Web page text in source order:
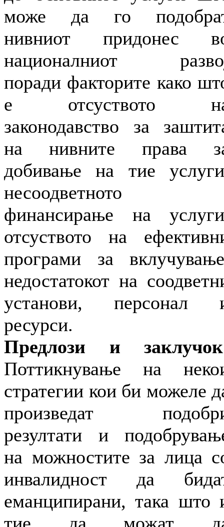
може да го
нивниот придонес
националниот
поради факторите како
е отсуството
законодавство за
на нивните права
добивање на тие
несоодветното
финансирање на
отсуството на
програми за
недостатокот на
установи, персонал
ресурси.
Предлози и
Поттикнување на
стратегии кои би можеле
произведат
резултати и
на можностите за лица
инвалидност да
еманципирани, така што